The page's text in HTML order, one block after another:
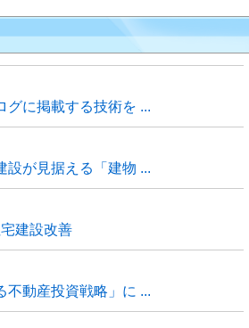
グに掲載する技術を ...
が見据える「建物 ...
建設改善
不動産投資戦略」に ...